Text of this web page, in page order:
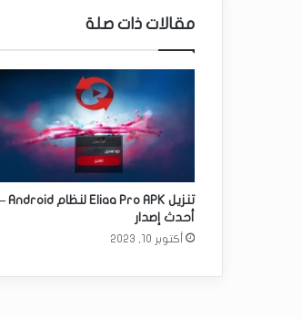
مقالات ذات صلة
تنزيل Eliaa Pro APK لنظام Android –
أحدث إصدار
أكتوبر 10, 2023